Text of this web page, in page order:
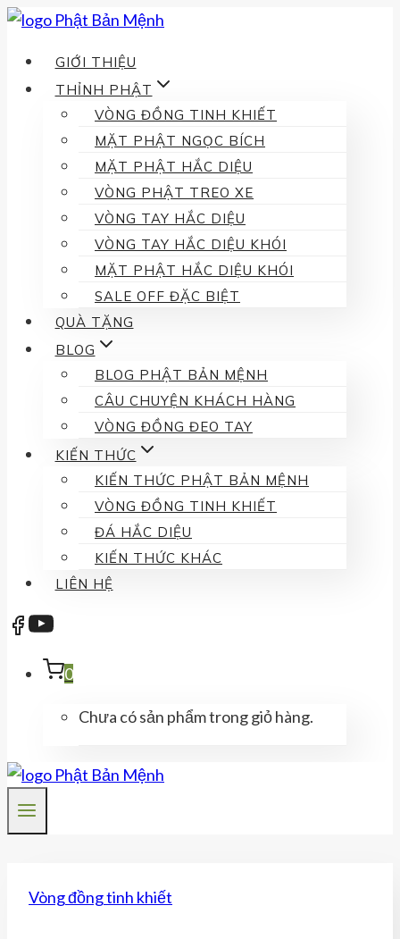
Skip
contentGIỚI THIỆU
THỈNH PHẬT
VÒNG ĐỒNG TINH KHIẾT
MẶT PHẬT NGỌC BÍCH
MẶT PHẬT HẮC DIỆU
VÒNG PHẬT TREO XE
VÒNG TAY HẮC DIỆU
VÒNG TAY HẮC DIỆU KHÓI
MẶT PHẬT HẮC DIỆU KHÓI
SALE OFF ĐẶC BIỆT
QUÀ TẶNG
BLOG
BLOG PHẬT BẢN MỆNH
CÂU CHUYỆN KHÁCH HÀNG
VÒNG ĐỒNG ĐEO TAY
KIẾN THỨC
KIẾN THỨC PHẬT BẢN MỆNH
VÒNG ĐỒNG TINH KHIẾT
ĐÁ HẮC DIỆU
KIẾN THỨC KHÁC
LIÊN HỆ
0
Chưa có sản phẩm trong giỏ hàng.
Vòng đồng tinh khiết